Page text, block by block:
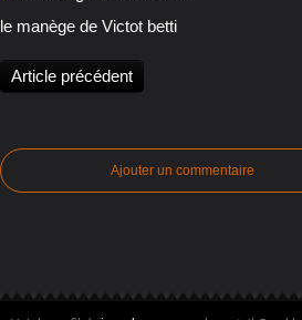
le manège de Victot betti
Article précédent
Ajouter un commentaire